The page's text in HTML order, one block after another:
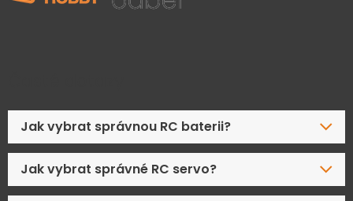
Jak vybrat správnou RC baterii?
Jak vybrat správné RC servo?